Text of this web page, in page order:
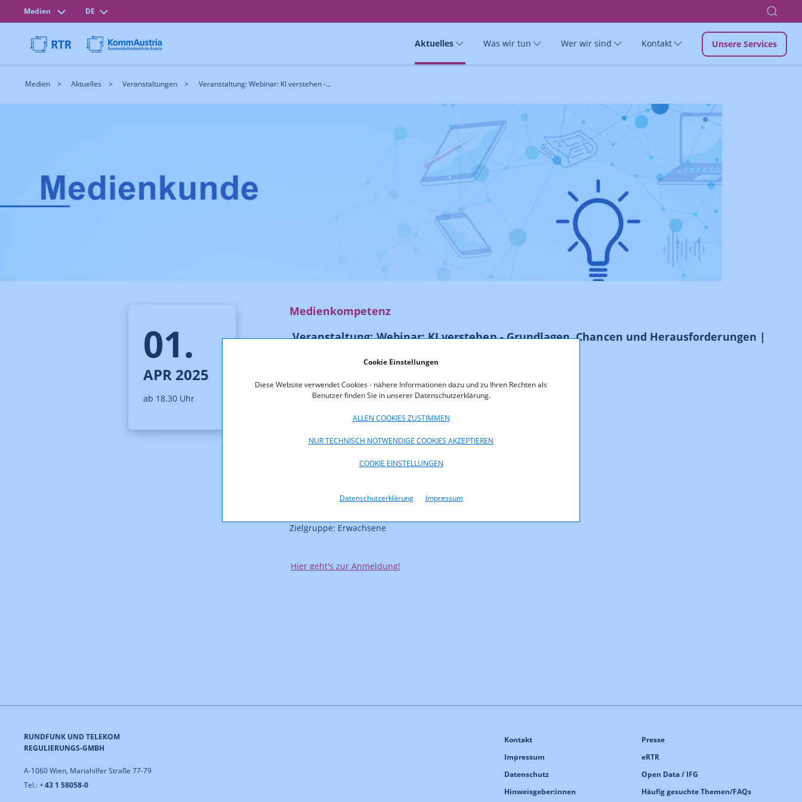
Cookie Einstellungen
Diese Website verwendet Cookies - nähere Informationen dazu und zu Ihren Rechten als
Benutzer finden Sie in unserer Datenschutzerklärung.
ALLEN COOKIES ZUSTIMMEN
NUR TECHNISCH NOTWENDIGE COOKIES AKZEPTIEREN
COOKIE EINSTELLUNGEN
Datenschutzerklärung Impressum
Medien DE
Aktuelles Was wir tun Wer wir sind Kontakt Unsere Services
Medien Aktuelles Veranstaltungen Veranstaltung: Webinar: KI verstehen -...
01.
APR 2025
ab 18.30 Uhr
Medienkompetenz
Veranstaltung: Webinar: KI verstehen - Grundlagen, Chancen und Herausforderungen |
Kosten: kostenfrei
Zielgruppe: Erwachsene
Hier geht's zur Anmeldung!
RUNDFUNK UND TELEKOM
REGULIERUNGS-GMBH
A-1060 Wien, Mariahilfer Straße 77-79
Tel.: +43 1 58058-0
Presse
eRTR
Open Data / IFG
Häufig gesuchte Themen/FAQs
Kontakt
Impressum
Datenschutz
Hinweisgeber:innen